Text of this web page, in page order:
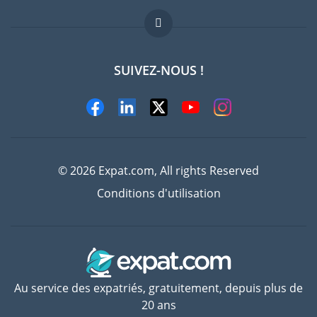
Offres d'emploi
FAQ
Experts
SUIVEZ-NOUS !
© 2026 Expat.com, All rights Reserved
Conditions d'utilisation
Au service des expatriés, gratuitement, depuis plus de
20 ans